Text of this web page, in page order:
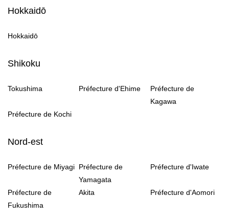
Hokkaidō
Hokkaidō
Shikoku
Tokushima Préfecture d'Ehime
Préfecture de
Kagawa
Préfecture de Kochi
Nord-est
Préfecture de Miyagi Préfecture de
Yamagata
Préfecture d'Iwate
Préfecture de
Fukushima
Akita Préfecture d'Aomori